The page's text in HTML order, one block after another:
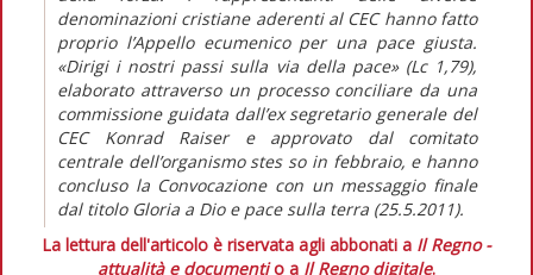
denominazioni cristiane aderenti al CEC hanno fatto
proprio l’Appello ecumenico per una pace giusta.
«Dirigi i nostri passi sulla via della pace» (Lc 1,79),
elaborato attraverso un processo conciliare da una
commissione guidata dall’ex segretario generale del
CEC Konrad Raiser e approvato dal comitato
centrale dell’organismo stes so in febbraio, e hanno
concluso la Convocazione con un messaggio finale
dal titolo Gloria a Dio e pace sulla terra (25.5.2011).
La lettura dell'articolo è riservata agli abbonati a Il Regno -
attualità e documentio a Il Regno digitale.